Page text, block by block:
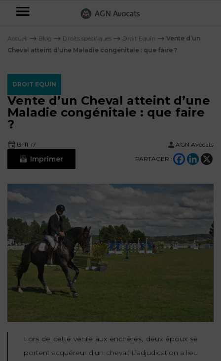
-
NOS
DOMAINES
AFFAIRES
FAMILIALES
DROIT
DU
TRAVAIL
RESPONSABILITÉ
& ASSURANCE
CONSOMMATION
Entreprises
DOMAINES
DE
COMPÉTENCE
CRÉATION
D’ENTREPRISES
CONTRATS &
CONSOMMATION
DROIT
DES
AFFAIRES
& ASSURANCE
FISCALITÉ
Plus
d’offres
LEGAL
PARTNERS
DUBAÏ
AGN
AVOCATS
SERVICE
FRANCO-
TURC
START-
RGPD
À
propos
NOUS
CONNAÎTRE
EQUIPE
DIRIGEANTE
REJOIGNEZ-
agences
RDV
09
Accueil ⟶ Blog ⟶ Droits spécifiques ⟶ Droit Equin ⟶ Vente d’un
Cheval atteint d’une Maladie congénitale : que faire ?
DROIT EQUIN
Vente d’un Cheval atteint d’une
Maladie congénitale : que faire
?
13-11-17 AGN Avocats
Imprimer PARTAGER :
Lors de cette vente aux enchères, deux époux se
portent acquéreur d’un cheval. L’adjudication a lieu